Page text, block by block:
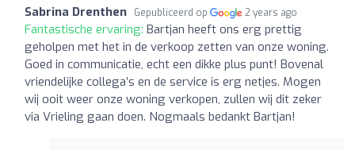
Sabrina Drenthen Gepubliceerd op 2 years ago
Fantastische ervaring: Bartjan heeft ons erg prettig
geholpen met het in de verkoop zetten van onze woning.
Goed in communicatie, echt een dikke plus punt! Bovenal
vriendelijke collega’s en de service is erg netjes. Mogen
wij ooit weer onze woning verkopen, zullen wij dit zeker
via Vrieling gaan doen. Nogmaals bedankt Bartjan!